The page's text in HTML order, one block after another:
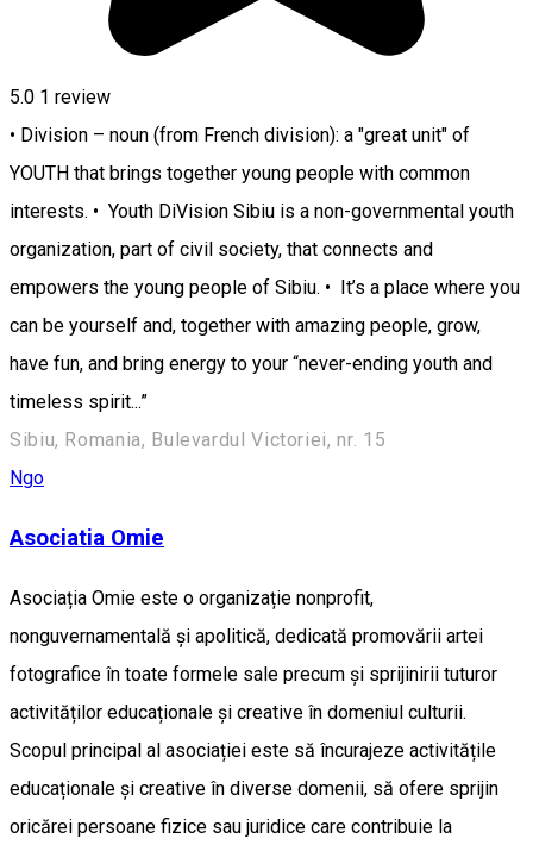
5.0 1 review
• Division – noun (from French division): a "great unit" of
YOUTH that brings together young people with common
interests. • Youth DiVision Sibiu is a non-governmental youth
organization, part of civil society, that connects and
empowers the young people of Sibiu. • It’s a place where you
can be yourself and, together with amazing people, grow,
have fun, and bring energy to your “never-ending youth and
timeless spirit...”
Sibiu, Romania, Bulevardul Victoriei, nr. 15
Ngo
Asociatia Omie
Asociația Omie este o organizație nonprofit,
nonguvernamentală și apolitică, dedicată promovării artei
fotografice în toate formele sale precum și sprijinirii tuturor
activităților educaționale și creative în domeniul culturii.
Scopul principal al asociației este să încurajeze activitățile
educaționale și creative în diverse domenii, să ofere sprijin
oricărei persoane fizice sau juridice care contribuie la